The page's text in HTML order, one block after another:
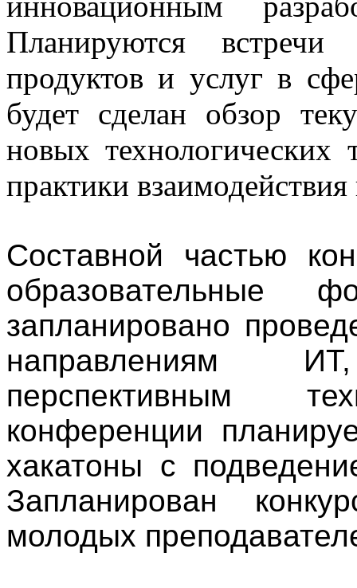
Планируются
продуктов и услуг в
будет сделан обзор
новых технологических
практики
Составной частью
запланировано
направлениям
перспективным
конференции
хакатоны с
Запланирован
молодых